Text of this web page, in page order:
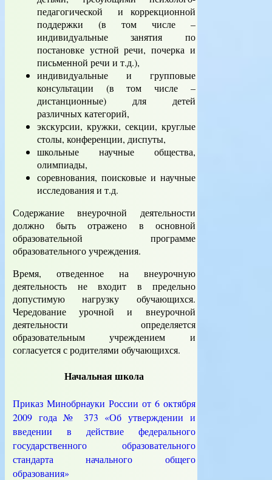
педагогической и коррекционной
поддержки (в том числе –
индивидуальные занятия по
постановке устной речи, почерка и
письменной речи и т.д.),
индивидуальные и групповые
консультации (в том числе –
дистанционные) для детей
различных категорий,
экскурсии, кружки, секции, круглые
столы, конференции, диспуты,
школьные научные общества,
олимпиады,
соревнования, поисковые и научные
исследования и т.д.
Содержание внеурочной деятельности
должно быть отражено в основной
образовательной программе
образовательного учреждения.
Время, отведенное на внеурочную
деятельность не входит в предельно
допустимую нагрузку обучающихся.
Чередование урочной и внеурочной
деятельности определяется
образовательным учреждением и
согласуется с родителями обучающихся.
Начальная школа
Приказ Минобрнауки России от 6 октября
2009 года № 373 «Об утверждении и
введении в действие федерального
государственного образовательного
стандарта начального общего
образования»